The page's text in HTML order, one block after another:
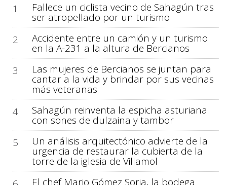
1 Fallece un ciclista vecino de Sahagún tras
ser atropellado por un turismo
2
Accidente entre un camión y un turismo
en la A-231 a la altura de Bercianos
3
Las mujeres de Bercianos se juntan para
cantar a la vida y brindar por sus vecinas
más veteranas
4
Sahagún reinventa la espicha asturiana
con sones de dulzaina y tambor
5
Un análisis arquitectónico advierte de la
urgencia de restaurar la cubierta de la
torre de la iglesia de Villamol
El chef Mario Gómez Soria, la bodega